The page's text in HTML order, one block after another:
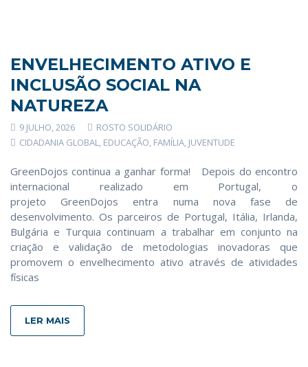
ENVELHECIMENTO ATIVO E
INCLUSÃO SOCIAL NA
NATUREZA
9 JULHO, 2026
ROSTO SOLIDÁRIO
CIDADANIA GLOBAL, EDUCAÇÃO, FAMÍLIA, JUVENTUDE
GreenDojos continua a ganhar forma! Depois do encontro
internacional realizado em Portugal, o
projeto GreenDojos entra numa nova fase de
desenvolvimento. Os parceiros de Portugal, Itália, Irlanda,
Bulgária e Turquia continuam a trabalhar em conjunto na
criação e validação de metodologias inovadoras que
promovem o envelhecimento ativo através de atividades
físicas
LER MAIS